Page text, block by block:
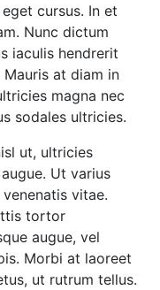
cursus. In et
Nunc dictum
iaculis hendrerit
at diam in
magna nec
sodales ultricies.
ut, ultricies
Ut varius
vitae.
tortor
augue, vel
Morbi at laoreet
ut rutrum tellus.